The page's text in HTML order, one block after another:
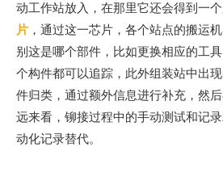
动工作站放入，在那里它还会得到一
片 ，通过这一芯片，各个站点的搬运
别这是哪个部件，比如更换相应的工
个构件都可以追踪，此外组装站中出
件归类，通过额外信息进行补充，然
远来看，铆接过程中的手动测试和记
动化记录替代。